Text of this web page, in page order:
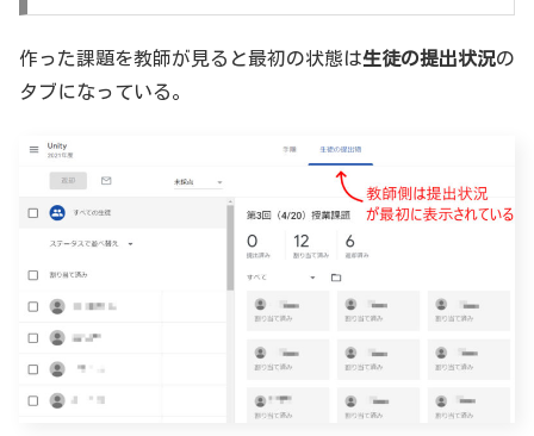
作った課題を教師が見ると最初の状態は生徒の提出状況の
タブになっている。